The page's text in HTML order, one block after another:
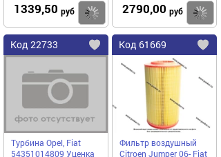
1339,50 руб Купить
2790,00 руб
Код 22733
Добавить
избранное
Турбина Opel, Fiat
54351014809 Уценка
Код 61669
Фильтр воздушный
Citroen Jumper 06- Fiat